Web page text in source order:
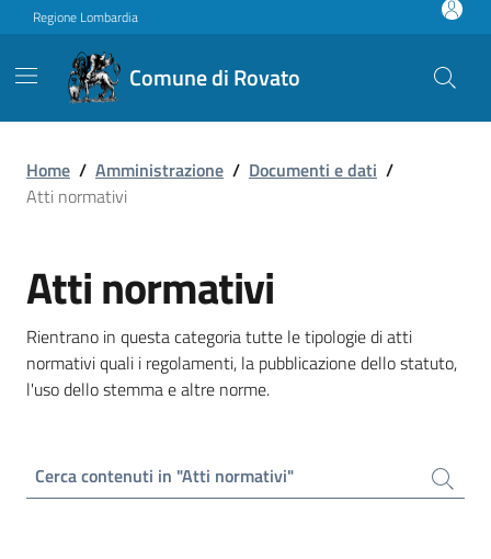
Vai ai contenuti
Vai al footer
Regione Lombardia
Comune di Rovato
Atti normativi
Home / Amministrazione / Documenti e dati /
Atti normativi
Atti normativi
Rientrano in questa categoria tutte le tipologie di atti
normativi quali i regolamenti, la pubblicazione dello statuto,
l'uso dello stemma e altre norme.
Cerca contenuti in "Atti normativi"